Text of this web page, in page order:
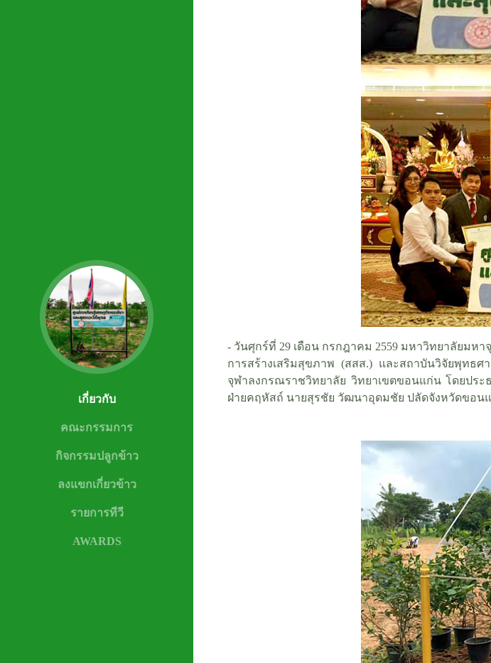
เกี่ยวกับ
คณะกรรมการ
กิจกรรมปลูกข้าว
ลงแขกเกี่ยวข้าว
รายการทีวี
AWARDS
- วันศุกร์ที่ 29 เดือน กรกฎาคม 2559 มหาวิทยาลัยม
การสร้างเสริมสุขภาพ (สสส.) และสถาบันวิจัยพุทธ
จุฬาลงกรณราชวิทยาลัย วิทยาเขตขอนแก่น โดยปร
ฝ่ายคฤหัสถ์ นายสุรชัย วัฒนาอุดมชัย ปลัดจังหวัดขอน